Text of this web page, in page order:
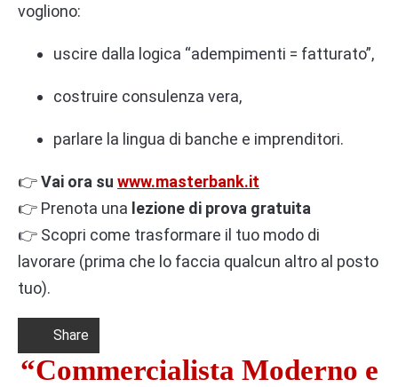
vogliono:
uscire dalla logica “adempimenti = fatturato”,
costruire consulenza vera,
parlare la lingua di banche e imprenditori.
👉Vai ora su www.masterbank.it
👉 Prenota una lezione di prova gratuita
👉 Scopri come trasformare il tuo modo di
lavorare (prima che lo faccia qualcun altro al posto
tuo).
Share
“Commercialista Moderno e